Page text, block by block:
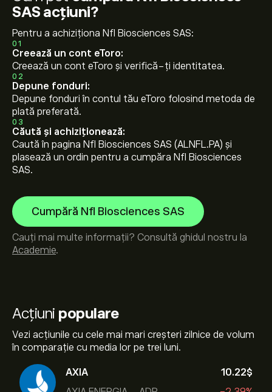
Acțiuni populare
Vezi acțiunile cu cele mai mari creșteri zilnice de volum
în comparație cu media lor pe trei luni.
AXIA
10.22‎$‎
SAS acțiuni?
Pentru a achiziționa Nfl Biosciences SAS:
01
Creează un cont eToro:
Creează un cont eToro și verifică-ți identitatea.
02
Depune fonduri:
Depune fonduri în contul tău eToro folosind metoda de
plată preferată.
03
Căută și achiziționează:
Caută în pagina Nfl Biosciences SAS (ALNFL.PA) și
plasează un ordin pentru a cumpăra Nfl Biosciences
SAS.
Cumpără Nfl Biosciences SAS
Cauți mai multe informații? Consultă ghidul nostru la
Academie.